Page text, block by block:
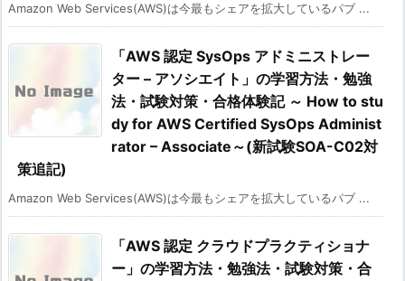
Amazon Web Services(AWS)は今最もシェアを拡大しているパブ ...
「AWS 認定 SysOps アドミニストレー
ター – アソシエイト」の学習方法・勉強
法・試験対策・合格体験記 ～ How to stu
dy for AWS Certified SysOps Administ
rator – Associate～(新試験SOA-C02対
策追記)
Amazon Web Services(AWS)は今最もシェアを拡大しているパブ ...
「AWS 認定 クラウドプラクティショナ
ー」の学習方法・勉強法・試験対策・合